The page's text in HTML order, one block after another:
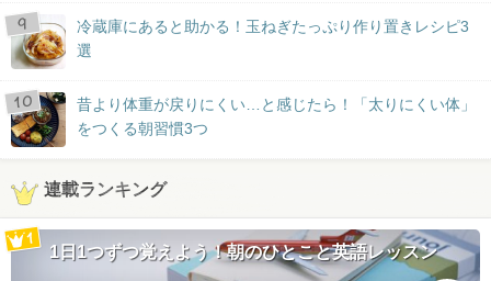
冷蔵庫にあると助かる！玉ねぎたっぷり作り置きレシピ3
選
昔より体重が戻りにくい…と感じたら！「太りにくい体」
をつくる朝習慣3つ
連載ランキング
1日1つずつ覚えよう！朝のひとこと英語レッスン